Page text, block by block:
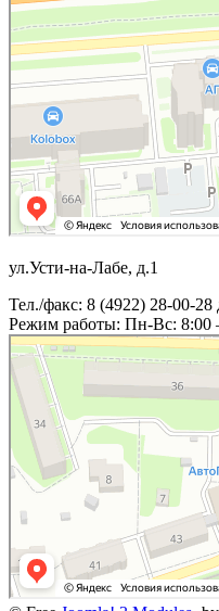
ул.Усти-на-Лабе, д.1
Тел./факс: 8 (4922) 28-00-28
Режим работы: Пн-Вс: 8:00